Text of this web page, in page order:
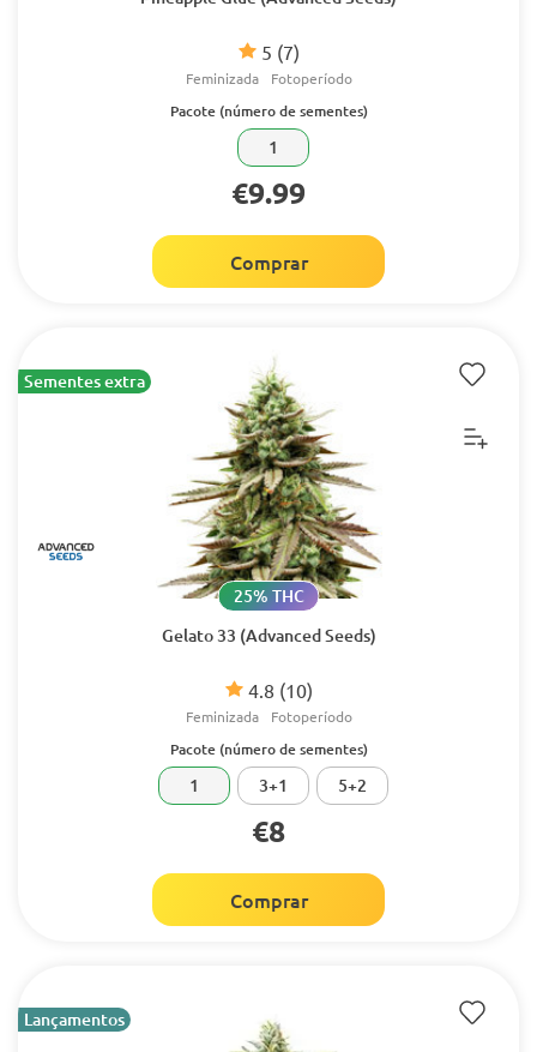
5 (7)
Feminizada Fotoperíodo
Pacote (número de sementes)
1
€9.99
Comprar
Sementes extra
Gelato 33 (Advanced Seeds)
4.8 (10)
25% THC
Feminizada Fotoperíodo
Pacote (número de sementes)
1 3+1 5+2
€8
Comprar
Lançamentos